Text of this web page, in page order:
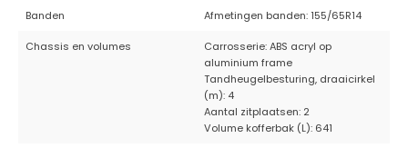
Banden Afmetingen banden: 155/65R14
Chassis en volumes
Carrosserie: ABS acryl op
aluminium frame
Tandheugelbesturing, draaicirkel
(m): 4
Aantal zitplaatsen: 2
Volume kofferbak (L): 641